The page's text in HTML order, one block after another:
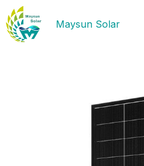
Maysun Solar